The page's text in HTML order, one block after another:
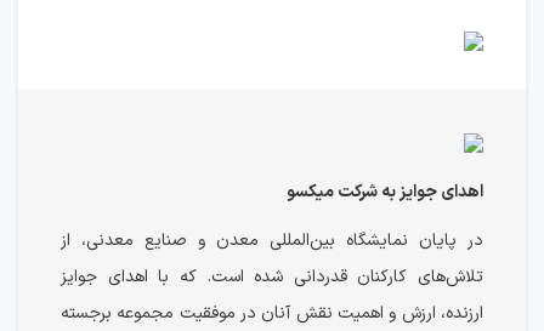
اهدای جوایز به شرکت میکسو
در پایان نمایشگاه بین‌المللی معدن و صنایع معدنی، از
تلاش‌های کارکنان قدردانی شده است. که با اهدای جوایز
ارزنده، ارزش و اهمیت نقش آنان در موفقیت مجموعه برجسته